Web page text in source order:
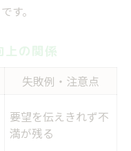
す。
上の関係
失敗例・注意点
要望を伝えきれず不
満が残る